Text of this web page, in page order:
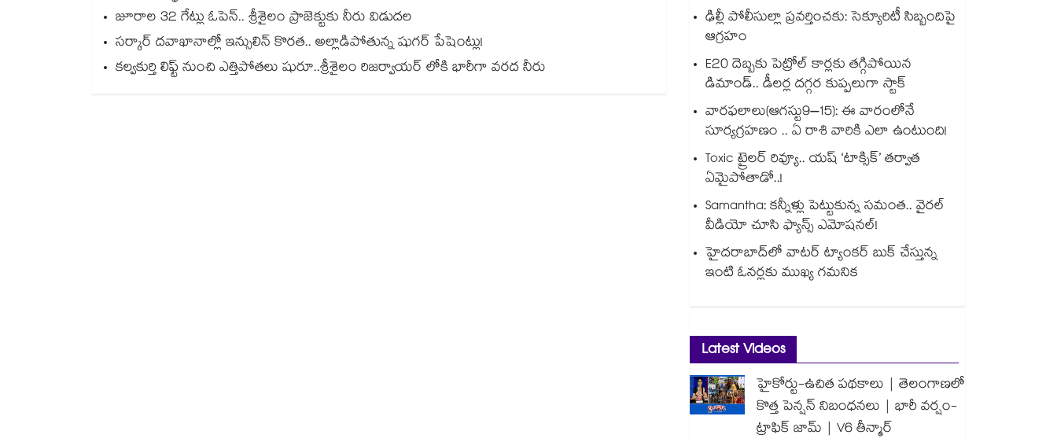
జూరాల 32 గేట్లు ఓపెన్.. శ్రీశైలం ప్రాజెక్టుకు నీరు విడుదల
సర్కార్ దవాఖానాల్లో ఇన్సులిన్ కొరత.. అల్లాడిపోతున్న షుగర్ పేషెంట్లు!
కల్వకుర్తి లిఫ్ట్ నుంచి ఎత్తిపోతలు షురూ..శ్రీశైలం రిజర్వాయర్ లోకి భారీగా వరద నీరు
ఢిల్లీ పోలీసుల్లా ప్రవర్తించకు: సెక్యూరిటీ సిబ్బందిపై
ఆగ్రహం
E20 దెబ్బకు పెట్రోల్ కార్లకు తగ్గిపోయిన
డిమాండ్.. డీలర్ల దగ్గర కుప్పలుగా స్టాక్
వారఫలాలు(ఆగస్టు9–15): ఈ వారంలోనే
సూర్యగ్రహణం .. ఏ రాశి వారికి ఎలా ఉంటుంది!
Toxic ట్రైలర్ రివ్యూ.. యష్ ‘టాక్సిక్’ తర్వాత
ఏమైపోతాడో..!
Samantha: కన్నీళ్లు పెట్టుకున్న సమంత.. వైరల్
వీడియో చూసి ఫ్యాన్స్ ఎమోషనల్!
హైదరాబాద్⁪లో వాటర్ ట్యాంకర్ బుక్ చేస్తున్న
ఇంటి ఓనర్లకు ముఖ్య గమనిక
Latest Videos
హైకోర్టు-ఉచిత పథకాలు | తెలంగాణలో
కొత్త పెన్షన్ నిబంధనలు | భారీ వర్షం-
ట్రాఫిక్ జామ్ | V6 తీన్మార్